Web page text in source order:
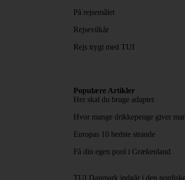
På rejsemålet
Rejsevilkår
Rejs trygt med TUI
Populære Artikler
Her skal du bruge adapter
Hvor mange drikkepenge giver
Europas 10 bedste strande
Få din egen pool i Grækenland
TUI Danmark indgår i den